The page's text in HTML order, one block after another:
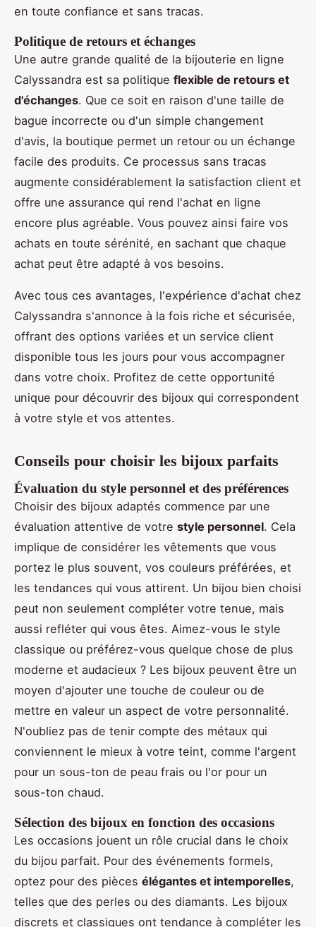
en toute confiance et sans tracas.
Politique de retours et échanges
Une autre grande qualité de la bijouterie en ligne
Calyssandra est sa politique flexible de retours et
d'échanges. Que ce soit en raison d'une taille de
bague incorrecte ou d'un simple changement
d'avis, la boutique permet un retour ou un échange
facile des produits. Ce processus sans tracas
augmente considérablement la satisfaction client et
offre une assurance qui rend l'achat en ligne
encore plus agréable. Vous pouvez ainsi faire vos
achats en toute sérénité, en sachant que chaque
achat peut être adapté à vos besoins.
Avec tous ces avantages, l'expérience d'achat chez
Calyssandra s'annonce à la fois riche et sécurisée,
offrant des options variées et un service client
disponible tous les jours pour vous accompagner
dans votre choix. Profitez de cette opportunité
unique pour découvrir des bijoux qui correspondent
à votre style et vos attentes.
Conseils pour choisir les bijoux parfaits
Évaluation du style personnel et des préférences
Choisir des bijoux adaptés commence par une
évaluation attentive de votre style personnel. Cela
implique de considérer les vêtements que vous
portez le plus souvent, vos couleurs préférées, et
les tendances qui vous attirent. Un bijou bien choisi
peut non seulement compléter votre tenue, mais
aussi refléter qui vous êtes. Aimez-vous le style
classique ou préférez-vous quelque chose de plus
moderne et audacieux ? Les bijoux peuvent être un
moyen d'ajouter une touche de couleur ou de
mettre en valeur un aspect de votre personnalité.
N'oubliez pas de tenir compte des métaux qui
conviennent le mieux à votre teint, comme l'argent
pour un sous-ton de peau frais ou l'or pour un
sous-ton chaud.
Sélection des bijoux en fonction des occasions
Les occasions jouent un rôle crucial dans le choix
du bijou parfait. Pour des événements formels,
optez pour des pièces élégantes et intemporelles,
telles que des perles ou des diamants. Les bijoux
discrets et classiques ont tendance à compléter les